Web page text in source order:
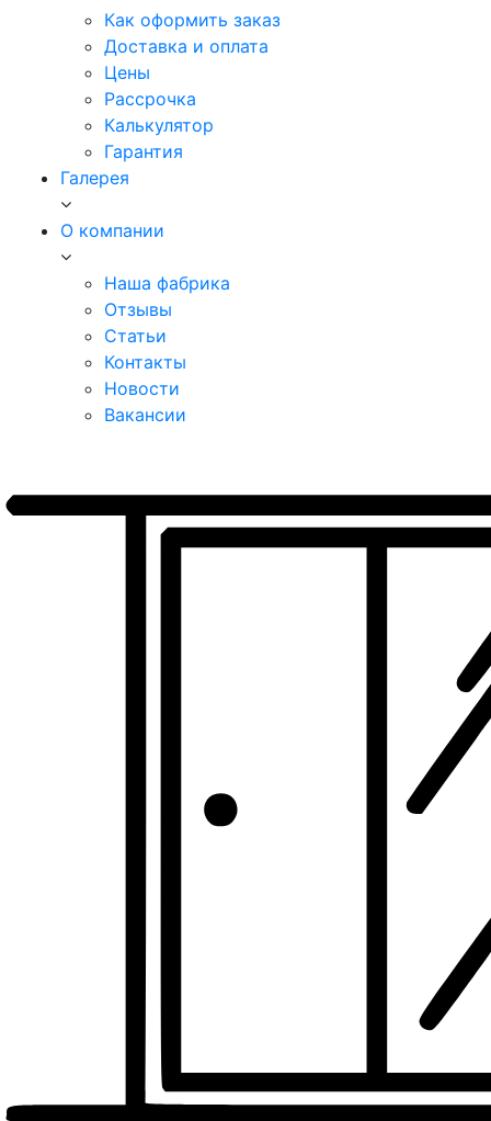
Как оформить заказ
Доставка и оплата
Цены
Рассрочка
Калькулятор
Гарантия
Галерея
О компании
Наша фабрика
Отзывы
Статьи
Контакты
Новости
Вакансии